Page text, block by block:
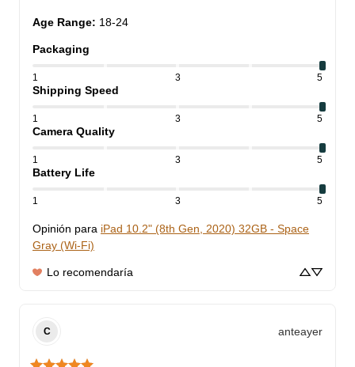
Age Range: 18-24
Packaging
1 3 5
Shipping Speed
1 3 5
Camera Quality
1 3 5
Battery Life
1 3 5
Opinión para iPad 10.2" (8th Gen, 2020) 32GB - Space
Gray (Wi-Fi)
Lo recomendaría
C anteayer